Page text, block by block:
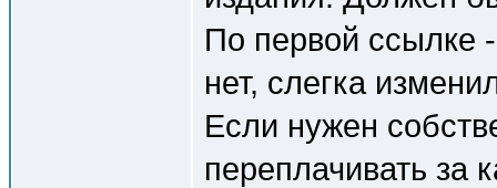
По первой ссылке
нет, слегка
Если нужен
переплачивать за